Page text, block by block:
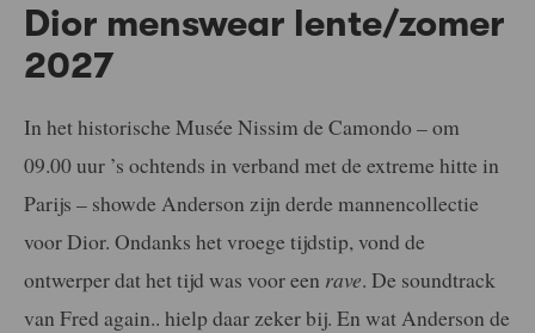
Dior menswear lente/zomer
2027
In het historische Musée Nissim de Camondo – om
09.00 uur ’s ochtends in verband met de extreme hitte in
Parijs – showde Anderson zijn derde mannencollectie
voor Dior. Ondanks het vroege tijdstip, vond de
ontwerper dat het tijd was voor een rave. De soundtrack
van Fred again.. hielp daar zeker bij. En wat Anderson de